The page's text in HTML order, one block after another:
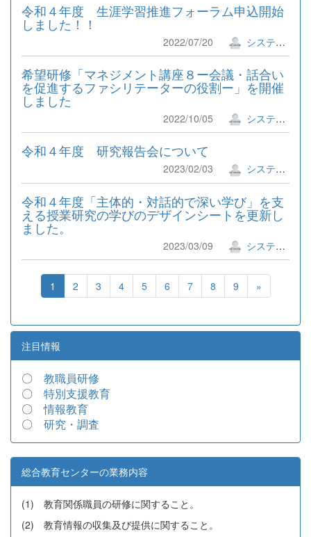
令和４年度 生涯学習推進フォーラム申込開始
しました！！
2022/07/20 システム管理者
希望研修「マネジメント講座８ー会議・話合い
を促進するファシリテーターの役割ー」を開催
しました
2022/10/05 システム管理者
令和４年度 研究報告会について
2023/02/03 システム管理者
令和４年度「主体的・対話的で深い学び」を支
える授業研究の学びのデザインシートを更新し
ました。
2023/03/09 システム管理者
1 2 3 4 5 6 7 8 9 »
注目情報
〇 教職員研修
〇 特別支援教育
〇情報教育
〇 研究・調査
総合教育センターの業務内容
(1) 教育関係職員の研修に関すること。
(2) 教育情報の収集及び提供に関すること。